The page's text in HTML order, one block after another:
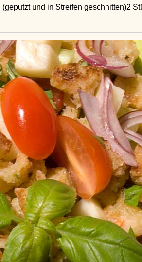
und in Streifen geschnitten)2